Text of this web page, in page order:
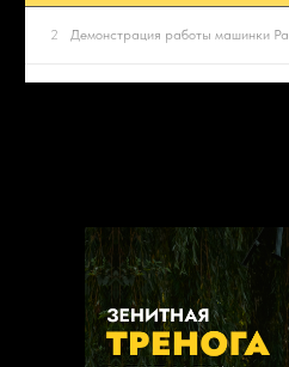
2 Демонстрация работы машинки